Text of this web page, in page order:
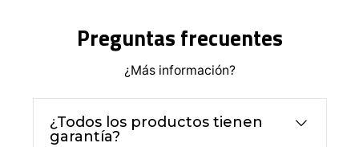
Preguntas frecuentes
¿Más información?
¿Todos los productos tienen
garantía?